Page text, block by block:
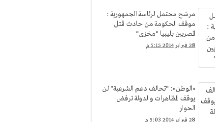
مرشح محتمل لرئاسة الجمهورية :
موقف الحكومة من حادث قتل
المصريين بليبيا "مخزى"
28 فبراير 2014 5:15 م
«الوطن»: "تحالف دعم الشرعية" لن
يوقف المظاهرات والدولة ترفض
الحوار
28 فبراير 2014 5:03 م